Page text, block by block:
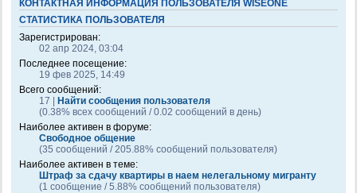
КОНТАКТНАЯ ИНФОРМАЦИЯ ПОЛЬЗОВАТЕЛЯ WISEONE
СТАТИСТИКА ПОЛЬЗОВАТЕЛЯ
Зарегистрирован:
02 апр 2024, 03:04
Последнее посещение:
19 фев 2025, 14:49
Всего сообщений:
17 | Найти сообщения пользователя
(0.38% всех сообщений / 0.02 сообщений в день)
Наиболее активен в форуме:
Свободное общение
(35 сообщений / 205.88% сообщений пользователя)
Наиболее активен в теме:
Штраф за сдачу квартиры в наем нелегальному мигранту
(1 сообщение / 5.88% сообщений пользователя)